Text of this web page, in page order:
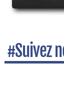
#Suivez